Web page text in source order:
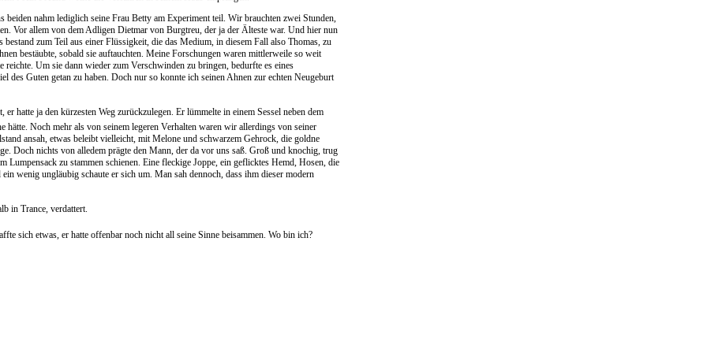
nahm lediglich seine Frau Betty am Experiment teil. Wir brauchten zwei Stunden,
Vor allem von dem Adligen Dietmar von Burgtreu, der ja der Älteste war. Und hier nun
zum Teil aus einer Flüssigkeit, die das Medium, in diesem Fall also Thomas, zu
bestäubte, sobald sie auftauchten. Meine Forschungen waren mittlerweile so weit
Um sie dann wieder zum Verschwinden zu bringen, bedurfte es eines
Guten getan zu haben. Doch nur so konnte ich seinen Ahnen zur echten Neugeburt
hatte ja den kürzesten Weg zurückzulegen. Er lümmelte in einem Sessel neben dem
hätte. Noch mehr als von seinem legeren Verhalten waren wir allerdings von seiner
ansah, etwas beleibt vielleicht, mit Melone und schwarzem Gehrock, die goldne
Doch nichts von alledem prägte den Mann, der da vor uns saß. Groß und knochig, trug
Lumpensack zu stammen schienen. Eine fleckige Joppe, ein geflicktes Hemd, Hosen, die
wenig ungläubig schaute er sich um. Man sah dennoch, dass ihm dieser modern
in Trance, verdattert.
sich etwas, er hatte offenbar noch nicht all seine Sinne beisammen. Wo bin ich?